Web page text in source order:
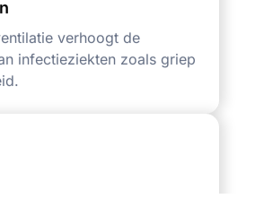
verhoogt de
infectieziekten zoals griep